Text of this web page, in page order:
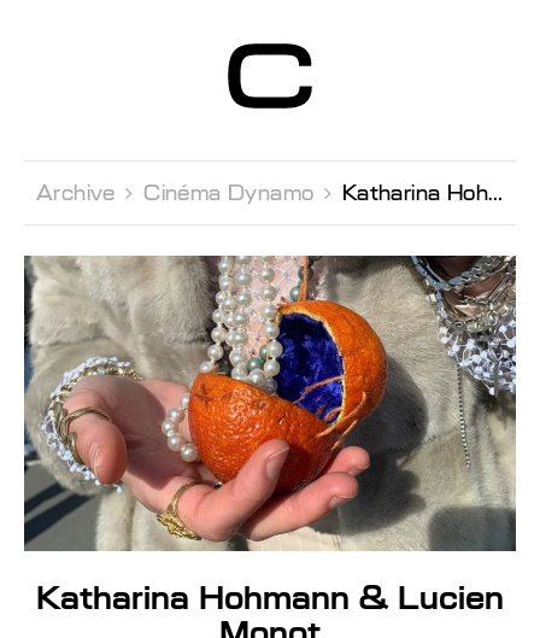
Contemporain
Genève
Archive  Cinéma Dynamo  Katharina Hohmann & Lucien Monot
Katharina Hohmann & Lucien